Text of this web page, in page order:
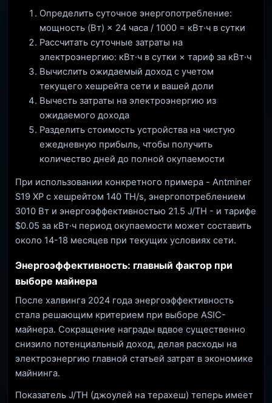
Определить суточное энергопотребление:
мощность (Вт) × 24 часа / 1000 = кВт·ч в сутки
Рассчитать суточные затраты на
электроэнергию: кВт·ч в сутки × тариф за кВт·ч
Вычислить ожидаемый доход с учетом
текущего хешрейта сети и вашей доли
Вычесть затраты на электроэнергию из
ожидаемого дохода
Разделить стоимость устройства на чистую
ежедневную прибыль, чтобы получить
количество дней до полной окупаемости
При использовании конкретного примера - Antminer
S19 XP с хешрейтом 140 TH/s, энергопотреблением
3010 Вт и энергоэффективностью 21.5 J/TH - и тарифе
$0.05 за кВт·ч период окупаемости может составить
около 14-18 месяцев при текущих условиях сети.
Энергоэффективность: главный фактор при
выборе майнера
После халвинга 2024 года энергоэффективность
стала решающим критерием при выборе ASIC-
майнера. Сокращение награды вдвое существенно
снизило потенциальный доход, делая расходы на
электроэнергию главной статьей затрат в экономике
майнинга.
Показатель J/TH (джоулей на терахеш) теперь имеет